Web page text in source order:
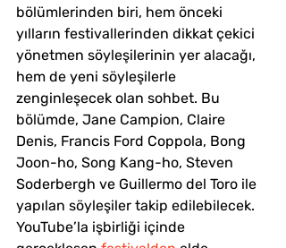
bölümlerinden biri, hem önceki
yılların festivallerinden dikkat çekici
yönetmen söyleşilerinin yer alacağı,
hem de yeni söyleşilerle
zenginleşecek olan sohbet. Bu
bölümde, Jane Campion, Claire
Denis, Francis Ford Coppola, Bong
Joon-ho, Song Kang-ho, Steven
Soderbergh ve Guillermo del Toro ile
yapılan söyleşiler takip edilebilecek.
YouTube’la işbirliği içinde